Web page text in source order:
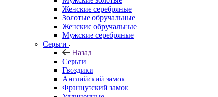
Женские серебряные
Золотые обручальные
Женские обручальные
Мужские серебряные
Серьги
Назад
Серьги
Гвоздики
Английский замок
Французский замок